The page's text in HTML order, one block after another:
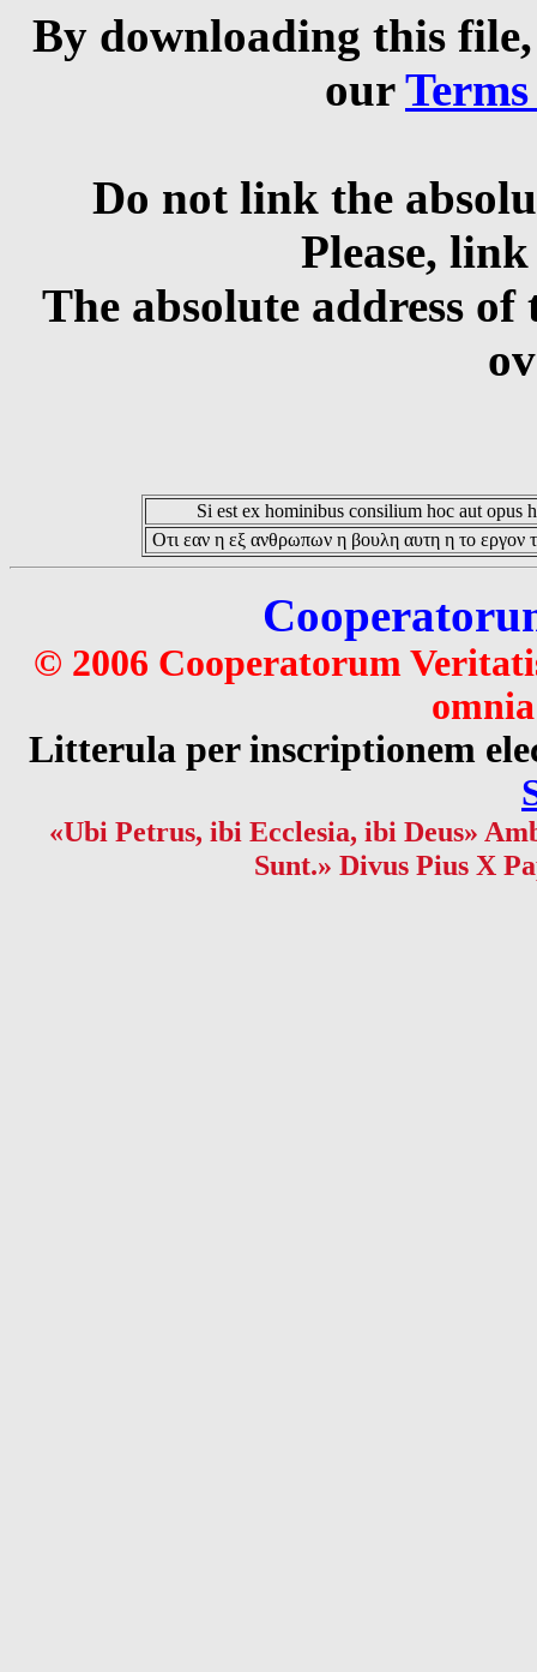
By downloading this
our
Do not link the
Please,
The absolute address
Si est ex hominibus consilium hoc aut opus
Οτι εαν η εξ ανθρωπων η βουλη αυτη η το εργον
© 2006 Cooperatorum
Litterula per inscriptionem
«Ubi Petrus, ibi Ecclesia, ibi Deus»
Sunt.» Divus Pius X